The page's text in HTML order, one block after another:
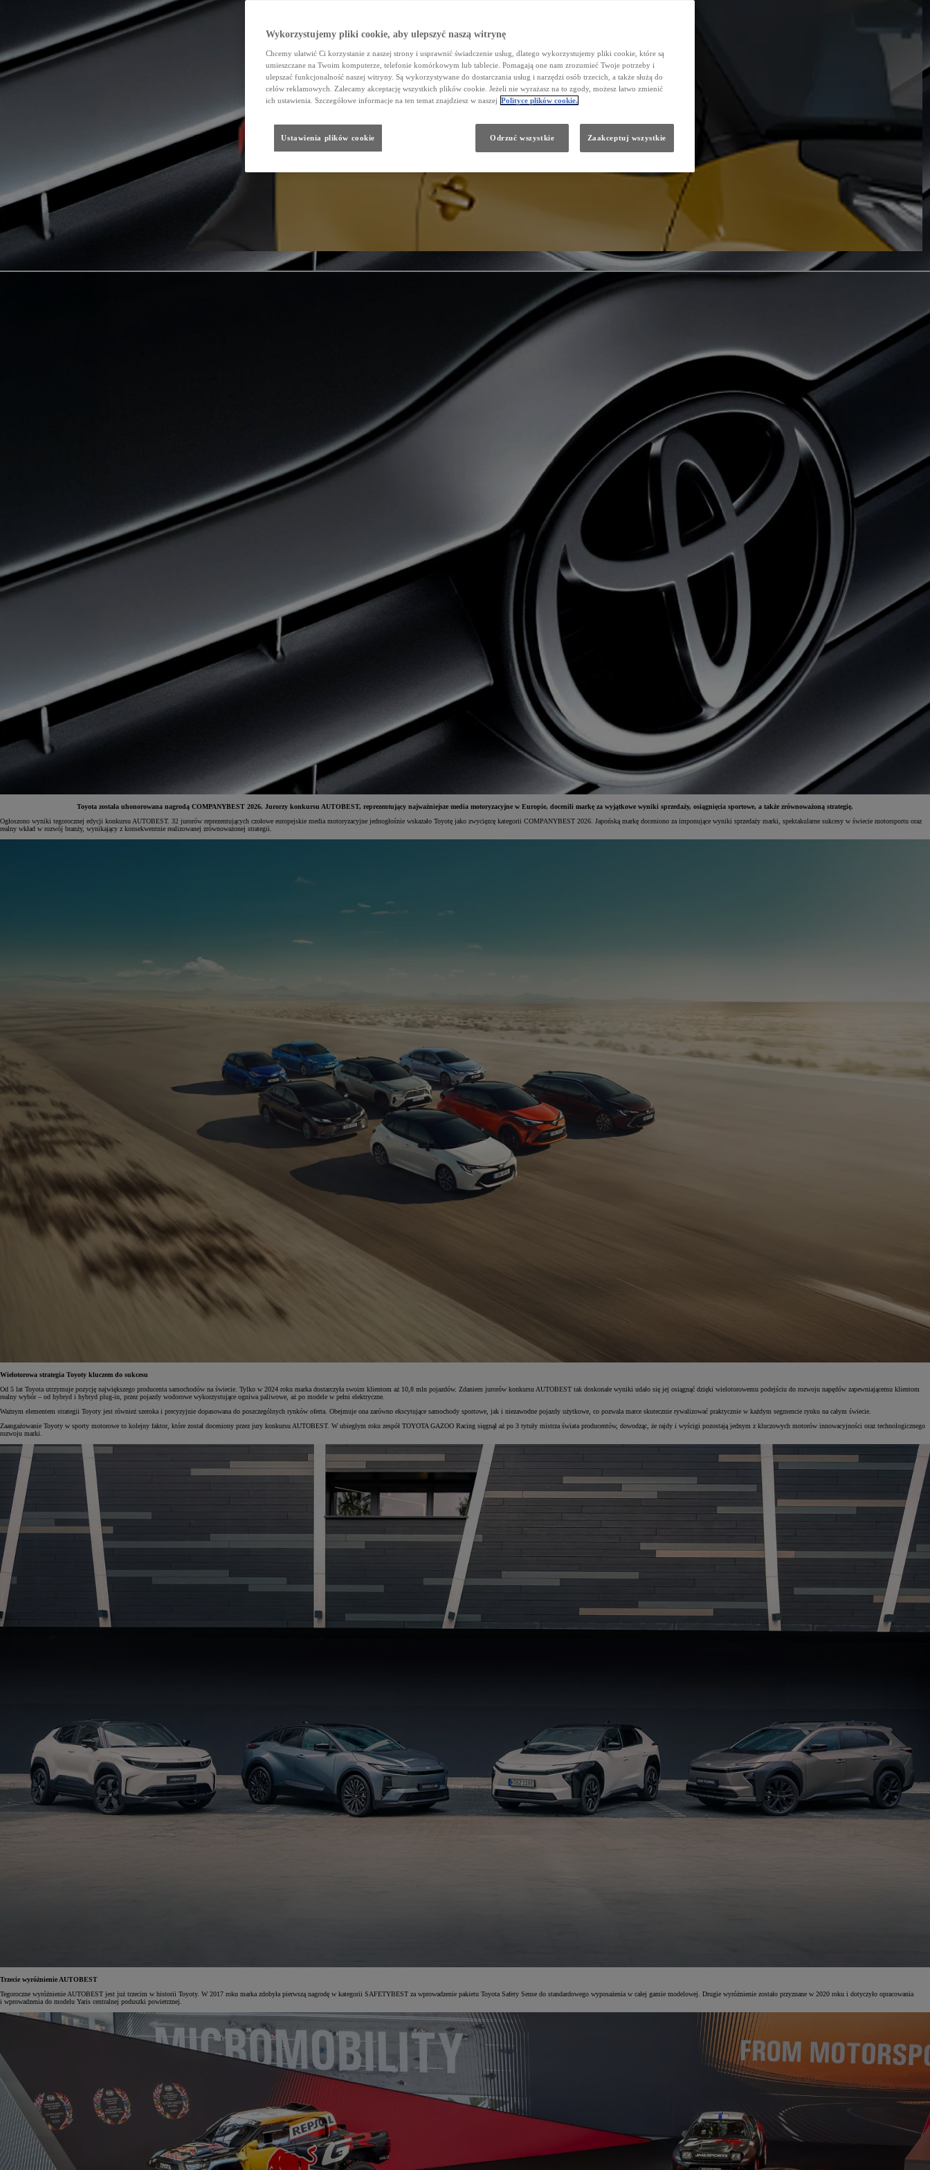
Od81 900 zł
Toyota została uhonorowana nagrodą COMPANYBEST 2026. Jurorzy konkursu AUTOBEST, reprezentujący najważniejsze media motoryzacyjne w Europie, docenili markę za wyjątkowe wyniki sprzedaży, osiągnięcia sportowe, a także zrównoważoną strategię.
Ogłoszono wyniki tegorocznej edycji konkursu AUTOBEST. 32 jurorów reprezentujących czołowe europejskie media motoryzacyjne jednogłośnie wskazało Toyotę jako zwycięzcę kategorii COMPANYBEST 2026. Japońską markę doceniono za imponujące wyniki sprzedaży marki, spektakularne sukcesy w świecie motorsportu oraz
realny wkład w rozwój branży, wynikający z konsekwentnie realizowanej zrównoważonej strategii.
Wielotorowa strategia Toyoty kluczem do sukcesu
Od 5 lat Toyota utrzymuje pozycję największego producenta samochodów na świecie. Tylko w 2024 roku marka dostarczyła swoim klientom aż 10,8 mln pojazdów. Zdaniem jurorów konkursu AUTOBEST tak doskonałe wyniki udało się jej osiągnąć dzięki wielotorowemu podejściu do rozwoju napędów zapewniającemu klientom
realny wybór – od hybryd i hybryd plug-in, przez pojazdy wodorowe wykorzystujące ogniwa paliwowe, aż po modele w pełni elektryczne.
Ważnym elementem strategii Toyoty jest również szeroka i precyzyjnie dopasowana do poszczególnych rynków oferta. Obejmuje ona zarówno ekscytujące samochody sportowe, jak i niezawodne pojazdy użytkowe, co pozwala marce skutecznie rywalizować praktycznie w każdym segmencie rynku na całym świecie.
Zaangażowanie Toyoty w sporty motorowe to kolejny faktor, które został doceniony przez jury konkursu AUTOBEST. W ubiegłym roku zespół TOYOTA GAZOO Racing sięgnął aż po 3 tytuły mistrza świata producentów, dowodząc, że rajdy i wyścigi pozostają jednym z kluczowych motorów innowacyjności oraz technologicznego
rozwoju marki.
Trzecie wyróżnienie AUTOBEST
Tegoroczne wyróżnienie AUTOBEST jest już trzecim w historii Toyoty. W 2017 roku marka zdobyła pierwszą nagrodę w kategorii SAFETYBEST za wprowadzenie pakietu Toyota Safety Sense do standardowego wyposażenia w całej gamie modelowej. Drugie wyróżnienie zostało przyznane w 2020 roku i dotyczyło opracowania
i wprowadzenia do modelu Yaris centralnej poduszki powietrznej.
Wykorzystujemy pliki cookie, aby ulepszyć naszą witrynę
Chcemy ułatwić Ci korzystanie z naszej strony i usprawnić świadczenie usług, dlatego wykorzystujemy pliki cookie, które są
umieszczane na Twoim komputerze, telefonie komórkowym lub tablecie. Pomagają one nam zrozumieć Twoje potrzeby i
ulepszać funkcjonalność naszej witryny. Są wykorzystywane do dostarczania usług i narzędzi osób trzecich, a także służą do
celów reklamowych. Zalecamy akceptację wszystkich plików cookie. Jeżeli nie wyrażasz na to zgody, możesz łatwo zmienić
ich ustawienia. Szczegółowe informacje na ten temat znajdziesz w naszej Polityce plików cookie.
Odrzuć wszystkie Zaakceptuj wszystkie
Ustawienia plików cookie